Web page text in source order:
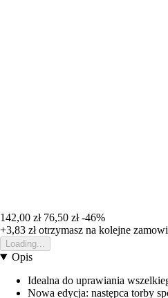
142,00 zł 76,50 zł -46%
+3,83 złotrzymasz na kolejne
Loading...
Opis
Idealna do uprawiania
Nowa edycja: następca torby